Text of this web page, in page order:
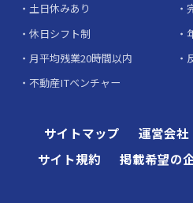
土日休みあり
休日シフト制
月平均残業20時間以内
不動産ITベンチャー
サイトマップ 運営会社
サイト規約
掲載希望の